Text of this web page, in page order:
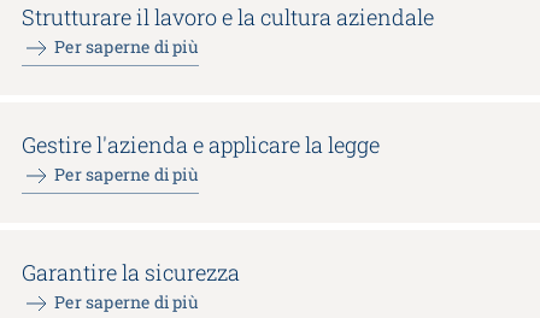
Strutturare il lavoro e la cultura aziendale
Per saperne di più
Gestire l'azienda e applicare la legge
Per saperne di più
Garantire la sicurezza
Per saperne di più